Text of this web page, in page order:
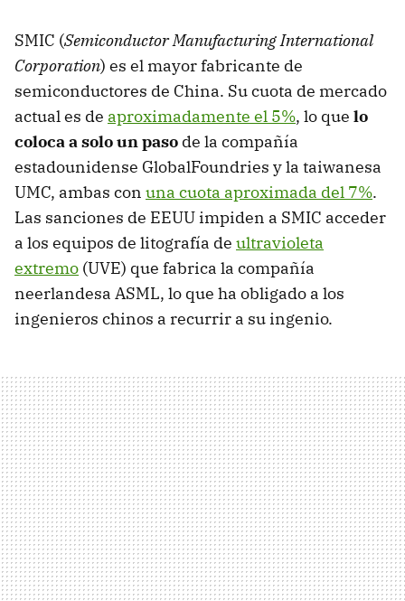
SMIC (Semiconductor Manufacturing International
Corporation) es el mayor fabricante de
semiconductores de China. Su cuota de mercado
actual es de aproximadamente el 5%, lo que lo
coloca a solo un paso de la compañía
estadounidense GlobalFoundries y la taiwanesa
UMC, ambas con una cuota aproximada del 7%.
Las sanciones de EEUU impiden a SMIC acceder
a los equipos de litografía de ultravioleta
extremo (UVE) que fabrica la compañía
neerlandesa ASML, lo que ha obligado a los
ingenieros chinos a recurrir a su ingenio.